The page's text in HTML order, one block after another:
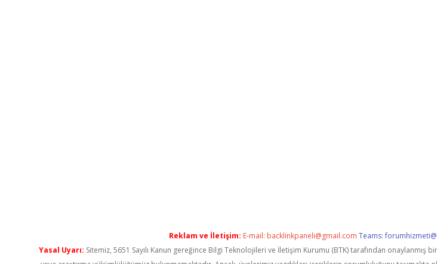
Reklam ve İletişim: E-mail: backlinkpaneli@gmail.com Teams:
Yasal Uyarı: Sitemiz, 5651 Sayılı Kanun gereğince Bilgi Teknolojileri ve İletişim Kurumu (BTK) tarafından